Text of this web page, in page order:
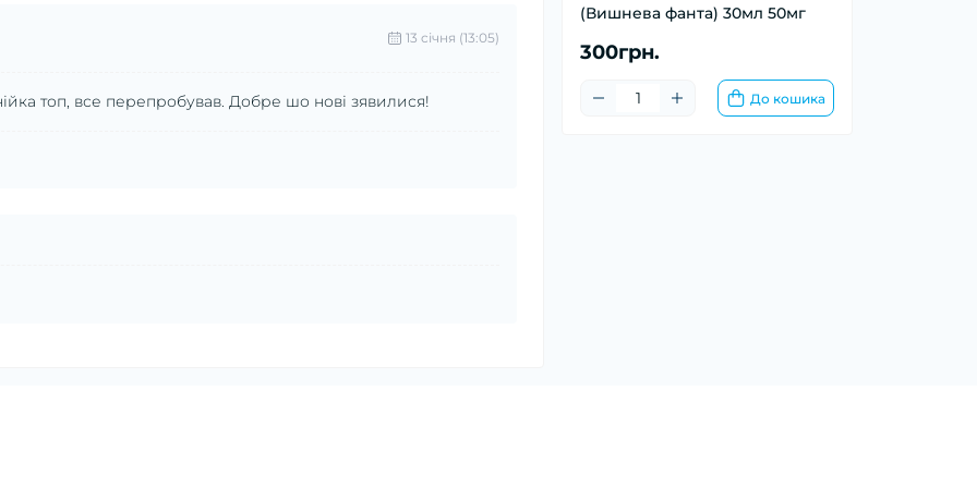
(Вишнева фанта) 30мл 50мг
300грн.
До кошика
13 cічня (13:05)
топ, все перепробував. Добре шо нові зявилися!